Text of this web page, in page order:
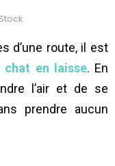
d’une route, il est
chat en laisse. En
l’air et de se
prendre aucun